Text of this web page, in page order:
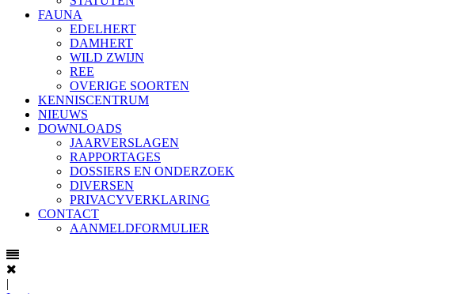
FAUNA
EDELHERT
DAMHERT
WILD ZWIJN
REE
OVERIGE SOORTEN
KENNISCENTRUM
NIEUWS
DOWNLOADS
JAARVERSLAGEN
RAPPORTAGES
DOSSIERS EN ONDERZOEK
DIVERSEN
PRIVACYVERKLARING
CONTACT
AANMELDFORMULIER
|